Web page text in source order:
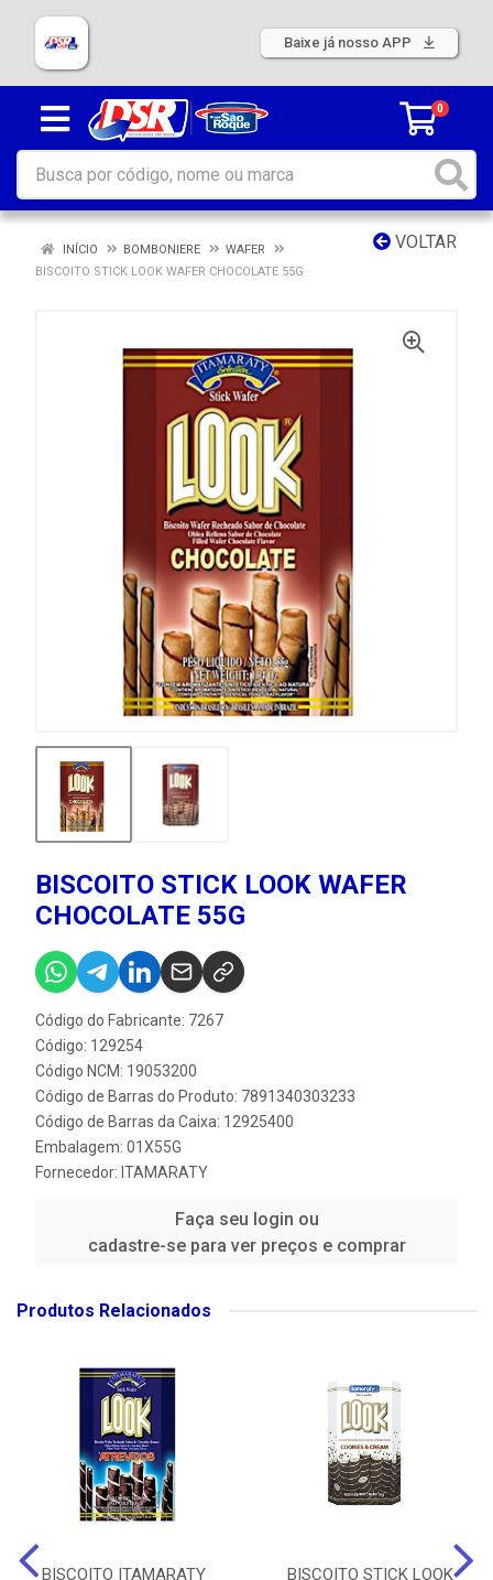
Baixe já nosso APP
0
VOLTAR
INÍCIO BOMBONIERE
WAFER
BISCOITO STICK LOOK WAFER CHOCOLATE 55G
BISCOITO STICK LOOK WAFER
CHOCOLATE 55G
Código do Fabricante: 7267
Código: 129254
Código NCM: 19053200
Código de Barras do Produto: 7891340303233
Código de Barras da Caixa: 12925400
Embalagem: 01X55G
Fornecedor: ITAMARATY
Faça seu login ou
cadastre-se para ver preços e comprar
Produtos Relacionados
BISCOITO ITAMARATY
BISCOITO STICK LOOK